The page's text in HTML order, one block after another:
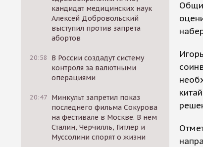
кандидат медицинских наук
Алексей Добровольский
выступил против запрета
абортов
20:58
В России создадут систему
контроля за валютными
операциями
20:47 Минкульт запретил показ
последнего фильма Сокурова
на фестивале в Москве. В нем
Сталин, Черчилль, Гитлер и
Муссолини спорят о жизни